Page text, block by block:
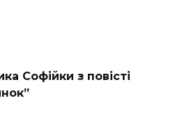
Софійки з повісті